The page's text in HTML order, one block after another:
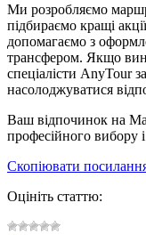
Ми розробляємо
підбираємо кращі
допомагаємо з
трансфером. Якщо
спеціалісти AnyTour
насолоджуватися
Ваш відпочинок на
професійного вибору
Скопіювати
Оцініть статтю: